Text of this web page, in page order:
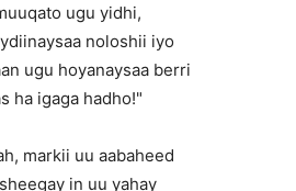
ugu yidhi,
noloshii iyo
ugu hoyanaysaa berri
ha igaga hadho!"
markii uu aabaheed
in uu yahay